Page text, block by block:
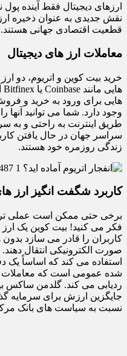
ارزهای دیجیتال فقط آینده
نقش جدیدی به عنوان ذخیره
قطعیت اقتصادی جهانی هستند.
معاملات ارز های دیجیتال
خرید بیت کوین و اتریوم، دو
هایی برای ورود به خرید و
وجود دارد. شما می توانید آنها
طریق اینترنت به راحتی و به
سراسر جهان در حال یافتن
زندگی روزمره خود هستند.
کاربرد شگفت انگیز ارز
برخی حتی ممکن است عملی تر
فکر می کنید! بیت کوین یک ارز
کاربران را قادر می سازد
صورت الکترونیکی انتقال
استفاده می کند که اساساً یک
شده عمومی است که معاملات
ردیابی می کند. گلدمن ساکس
جایگزین ارزش برای سرمایه
نسبت به سیاست های بانک